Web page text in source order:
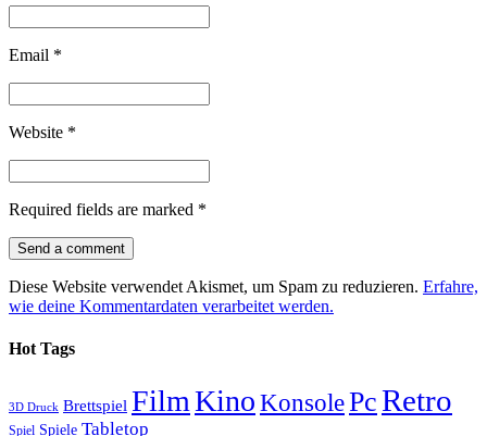
Email *
Website *
Required fields are marked *
Diese Website verwendet Akismet, um Spam zu reduzieren. Erfahre,
wie deine Kommentardaten verarbeitet werden.
Hot Tags
3D Druck Brettspiel FilmKinoKonsolePcRetro
Spiel Spiele Tabletop